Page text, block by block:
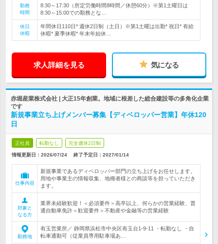
勤務
時間
8:30～17:30（所定労働時間8時間／休憩60分）※第1土曜日は
8:30～15:00での勤務とな…
休日
休暇
年間休日110日* 週休2日制（土日）※第1土曜は出勤* 祝日* 有給
休暇* 夏季休暇* 年末年始休…
求人詳細を見る 気になる
赤堀産業株式会社 | 大正15年創業。地域に根差した総合建設等の多角化企業
です
新規事業立ち上げメンバー募集【ディベロッパー営業】年休120
日
正社員 転勤なし 完全週休2日制
情報更新日：2026/07/24 終了予定日： 2027/01/14
仕事内容
新規事業であるディベロッパー部門の立ち上げをお任せします。
用地や事業主の情報収集、地権者様との商談等を担っていただき
ます。
対象と
なる方
業界未経験歓迎！＜必須要件＞高卒以上、何らかの営業経験、普
通自動車免許＜歓迎要件＞不動産や金融等の営業経験
勤務地
有玉営業所／ 静岡県浜松市中央区有玉台1-9-11 ・転勤なし ・自
転車通勤可（従業員専用駐車場あ…